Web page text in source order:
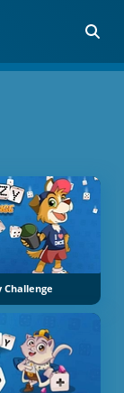
Challenge